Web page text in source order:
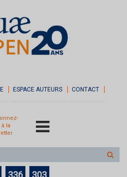
ESPACE AUTEURS CONTACT
la
sur
le
336 303